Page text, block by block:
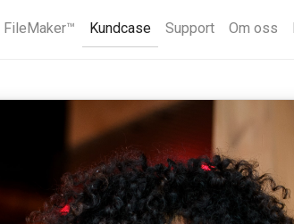
FileMaker™ Kundcase Support Om oss